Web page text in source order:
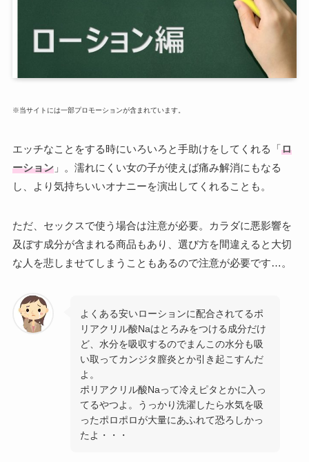
※当サイトには一部プロモーションが含まれています。
エッチなことをする時にいろいろと手助けをしてくれる「 ロ
ーション」。濡れにくい女の子が使えば痛み解消にもなる
し、より気持ちいいオナニーを演出してくれることも。
ただ、セックスで使う場合は注意が必要。カラダに悪影響を
及ぼす成分が含まれる商品もあり、選び方を間違えると大切
な人を悲しませてしまうこともあるので注意が必要です…。
よくある安いローションに配合されてるポ
リアクリル酸Naはとろみをつける成分だけ
ど、水分を吸収するのでまんこの水分も吸
い取ってカンジタ膣炎とか引き起こすんだ
よ。
ポリアクリル酸Naって冷えピタとかに入っ
てるやつよ。うっかり洗濯したら水気を吸
ったポロポロが大量にあふれて恐ろしかっ
たよ・・・